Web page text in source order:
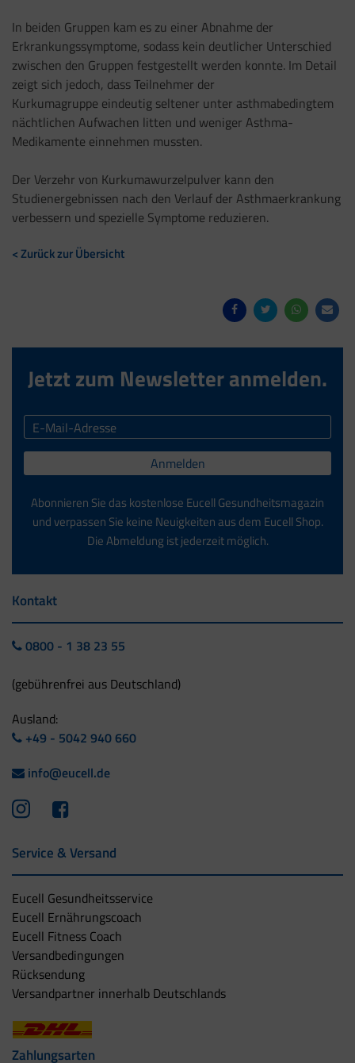
In beiden Gruppen kam es zu einer Abnahme der
Erkrankungssymptome, sodass kein deutlicher Unterschied
zwischen den Gruppen festgestellt werden konnte. Im Detail
zeigt sich jedoch, dass Teilnehmer der
Kurkumagruppe eindeutig seltener unter asthmabedingtem
nächtlichen Aufwachen litten und weniger Asthma-
Medikamente einnehmen mussten.
Der Verzehr von Kurkumawurzelpulver kann den
Studienergebnissen nach den Verlauf der Asthmaerkrankung
verbessern und spezielle Symptome reduzieren.
< Zurück zur Übersicht
Jetzt zum Newsletter anmelden.
Anmelden
Abonnieren Sie das kostenlose Eucell Gesundheitsmagazin
und verpassen Sie keine Neuigkeiten aus dem Eucell Shop.
Die Abmeldung ist jederzeit möglich.
Kontakt
0800 - 1 38 23 55
(gebührenfrei aus Deutschland)
Ausland:
+49 - 5042 940 660
info@eucell.de
Service & Versand
Eucell Gesundheitsservice
Eucell Ernährungscoach
Eucell Fitness Coach
Versandbedingungen
Rücksendung
Versandpartner innerhalb Deutschlands
Zahlungsarten